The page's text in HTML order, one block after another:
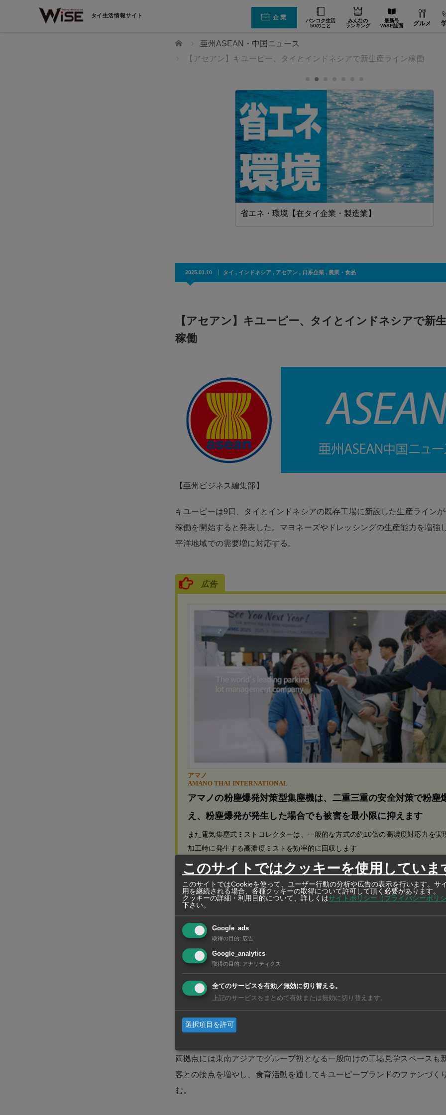
タイ生活情報サイト 企業
バンコク生活
50のこと
みんなの
ランキング
最新号
WiSE誌面
グルメ
ホーム
亜州ASEAN・中国ニュース
【アセアン】キユーピー、タイとインドネシアで新生産ライン稼働
省エネ・環境【在タイ企業・製造業】
2025.01.10 タイ , インドネシア , アセアン , 日系企業 , 農業・食品
【アセアン】キユーピー、タイとインドネシアで新
稼働
【亜州ビジネス編集部】
キユーピーは9日、タイとインドネシアの既存工場に新設した生産ライン
稼働を開始すると発表した。マヨネーズやドレッシングの生産能力を増強
平洋地域での需要増に対応する。
広告
アマノ
AMANO THAI INTERNATIONAL
アマノの粉塵爆発対策型集塵機は、二重三重の安全対策で粉塵
え、粉塵爆発が発生した場合でも被害を最小限に抑えます
また電気集塵式ミストコレクターは、一般的な方式の約10倍の高濃度対応力を実
加工時に発生する高濃度ミストを効率的に回収します
タイでは、現地法人のキユーピータイランドが西部ラチャブリー県で操業
ヨネーズ類を生産する新棟を建設した。東南アジアで初となる高速充てん
し、生産能力を約3万6000トンに倍増。同法人はオセアニア向けの輸出事
2023年度のマヨネーズ類の輸出額が19年度比で3倍以上に拡大している。
内の需要増も見込まれるという。
インドネシアでは、現地法人のキユーピーインドネシアが西ジャワ州ブカ
工場にマヨネーズやドレッシングの生産ラインを増設。年産能力を現在の
1万9500トンに引き上げた。同国内では、一般的なミニマート（小型スー
ネーズやドレッシングの導入が広がり、商品認知率も徐々に高まっている
両拠点には東南アジアでグループ初となる一般向けの工場見学スペースも
客との接点を増やし、食育活動を通してキユーピーブランドのファンづく
む。
このサイトではクッキーを使用していま
このサイトではCookieを使って、ユーザー行動の分析や広告の表示を行います。サ
用を継続される場合、各種クッキーの取得について許可して頂く必要があります。
クッキーの詳細・利用目的について、詳しくはサイトポリシー（プライバシーポリシ
下さい。
Google_ads
取得の目的: 広告
Google_analytics
取得の目的: アナリティクス
全てのサービスを有効／無効に切り替える。
上記のサービスをまとめて有効または無効に切り替えます。
選択項目を許可